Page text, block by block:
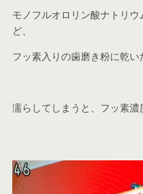
モノフルオロリン酸ナトリ
ど、
フッ素入りの歯磨き粉に乾い
濡らしてしまうと、フッ素濃